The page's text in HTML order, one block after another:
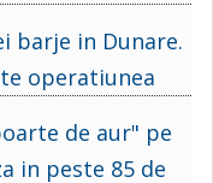
barje in Dunare.
operatiunea
de aur" pe
in peste 85 de